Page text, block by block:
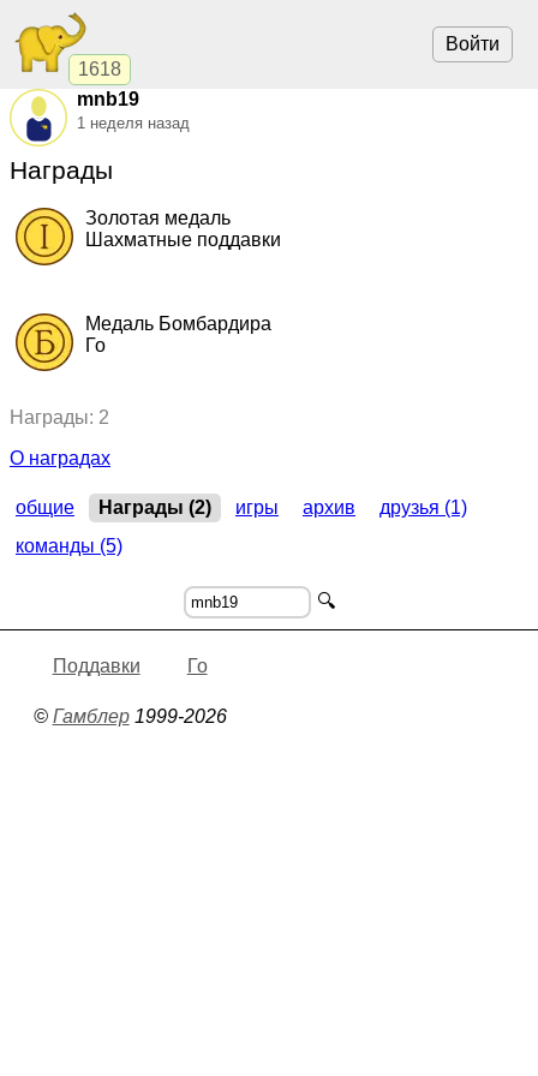
1618
Войти
mnb19
1 неделя назад
Награды
Золотая медаль
Шахматные поддавки
Медаль Бомбардира
Го
Награды: 2
О наградах
общие Награды (2) игры архив
друзья (1)
команды (5)
🔍
Поддавки Го
© Гамблер1999-2026